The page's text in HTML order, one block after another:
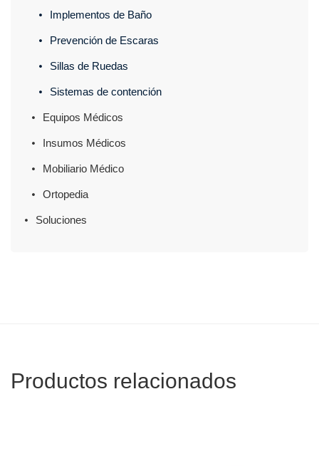
Implementos de Baño
Prevención de Escaras
Sillas de Ruedas
Sistemas de contención
Equipos Médicos
Insumos Médicos
Mobiliario Médico
Ortopedia
Soluciones
Productos relacionados